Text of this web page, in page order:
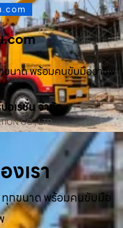
.com
.com
ขนาด พร้อมคนขับมืออาชีพ
อเรชั่น จำกัด
CO., LTD.
งเรา
ทุกขนาด พร้อมคนขับมือ